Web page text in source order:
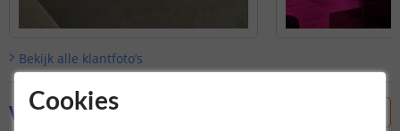
Bekijk alle klantfoto’s
Vraag & antwoord
Cookies